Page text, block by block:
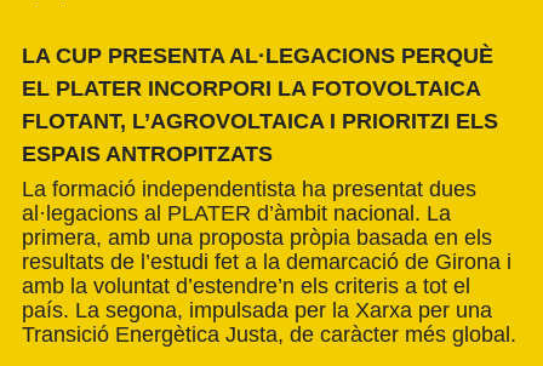
LA CUP PRESENTA AL·LEGACIONS PERQUÈ
EL PLATER INCORPORI LA FOTOVOLTAICA
FLOTANT, L’AGROVOLTAICA I PRIORITZI ELS
ESPAIS ANTROPITZATS
La formació independentista ha presentat dues
al·legacions al PLATER d’àmbit nacional. La
primera, amb una proposta pròpia basada en els
resultats de l’estudi fet a la demarcació de Girona i
amb la voluntat d’estendre’n els criteris a tot el
país. La segona, impulsada per la Xarxa per una
Transició Energètica Justa, de caràcter més global.